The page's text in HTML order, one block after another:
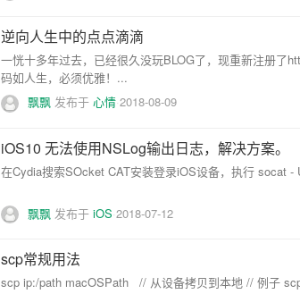
逆向人生中的点点滴滴
一恍十多年过去，已经很久没玩BLOG了，现重新注册了
码如人生，必须优雅！...
飘飘 发布于 心情 2018-08-09
iOS10 无法使用NSLog输出日志，解决方案。
在Cydia搜索SOcket CAT安装登录iOS设备，执行 socat
飘飘 发布于 iOS 2018-07-12
scp常规用法
scp ip:/path macOSPath // 从设备拷贝到本地 // 例子